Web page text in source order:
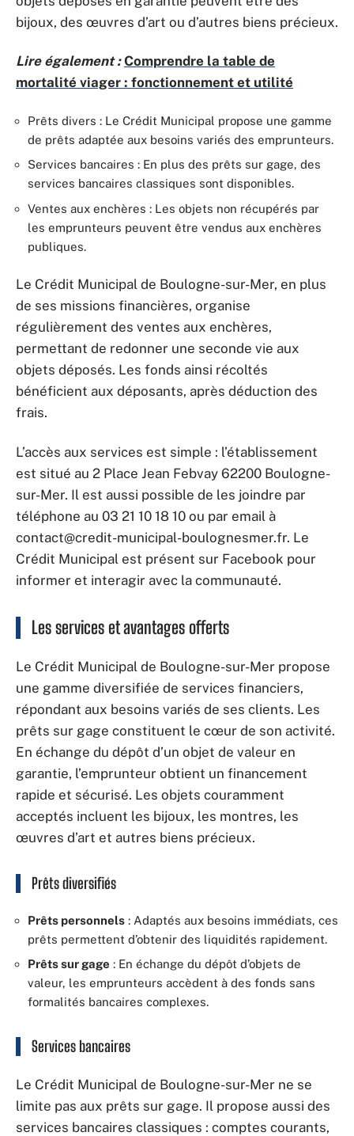
bijoux, des œuvres d’art ou d’autres biens précieux.
Lire également : Comprendre la table de
mortalité viager : fonctionnement et utilité
Prêts divers : Le Crédit Municipal propose une gamme
de prêts adaptée aux besoins variés des emprunteurs.
Services bancaires : En plus des prêts sur gage, des
services bancaires classiques sont disponibles.
Ventes aux enchères : Les objets non récupérés par
les emprunteurs peuvent être vendus aux enchères
publiques.
Le Crédit Municipal de Boulogne-sur-Mer, en plus
de ses missions financières, organise
régulièrement des ventes aux enchères,
permettant de redonner une seconde vie aux
objets déposés. Les fonds ainsi récoltés
bénéficient aux déposants, après déduction des
frais.
L’accès aux services est simple : l’établissement
est situé au 2 Place Jean Febvay 62200 Boulogne-
sur-Mer. Il est aussi possible de les joindre par
téléphone au 03 21 10 18 10 ou par email à
contact@credit-municipal-boulognesmer.fr. Le
Crédit Municipal est présent sur Facebook pour
informer et interagir avec la communauté.
Les services et avantages offerts
Le Crédit Municipal de Boulogne-sur-Mer propose
une gamme diversifiée de services financiers,
répondant aux besoins variés de ses clients. Les
prêts sur gage constituent le cœur de son activité.
En échange du dépôt d’un objet de valeur en
garantie, l’emprunteur obtient un financement
rapide et sécurisé. Les objets couramment
acceptés incluent les bijoux, les montres, les
œuvres d’art et autres biens précieux.
Prêts diversifiés
Prêts personnels : Adaptés aux besoins immédiats, ces
prêts permettent d’obtenir des liquidités rapidement.
Prêts sur gage : En échange du dépôt d’objets de
valeur, les emprunteurs accèdent à des fonds sans
formalités bancaires complexes.
Services bancaires
Le Crédit Municipal de Boulogne-sur-Mer ne se
limite pas aux prêts sur gage. Il propose aussi des
services bancaires classiques : comptes courants,